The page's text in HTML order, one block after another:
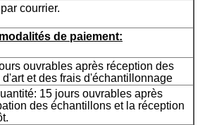
courrier.
de paiement:
ouvrables après réception des
et des frais d'échantillonnage
15 jours ouvrables après
des échantillons et la réception